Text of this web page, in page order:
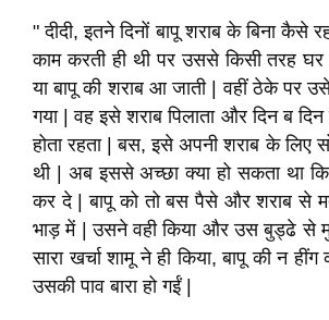
" दीदी, इतने दिनों बापू शराब के बिना कैसे
काम करती ही थी पर उससे किसी तरह
या बापू की शराब आ जाती | वहीं ठेके पर
गया | वह इसे शराब पिलाता और दिन ब दिन
होता रहता | बस, इसे अपनी शराब के लिए
थी | अब इससे अच्छा क्या हो सकता था
कर दे | बापू को तो बस पैसे और शराब से
भाड़ में | उसने वही किया और उस बुड्ढे से
सारा खर्चा शामू ने ही किया, बापू की न
उसकी पाव बारा हो गईं |